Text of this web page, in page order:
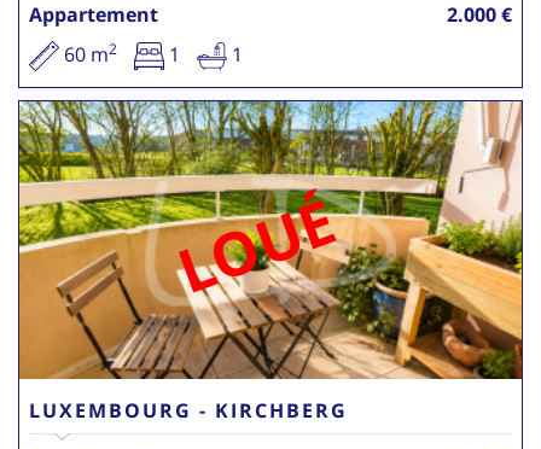
Appartement
2.000 €
60 m2 1 1
LOUÉ
LUXEMBOURG - KIRCHBERG